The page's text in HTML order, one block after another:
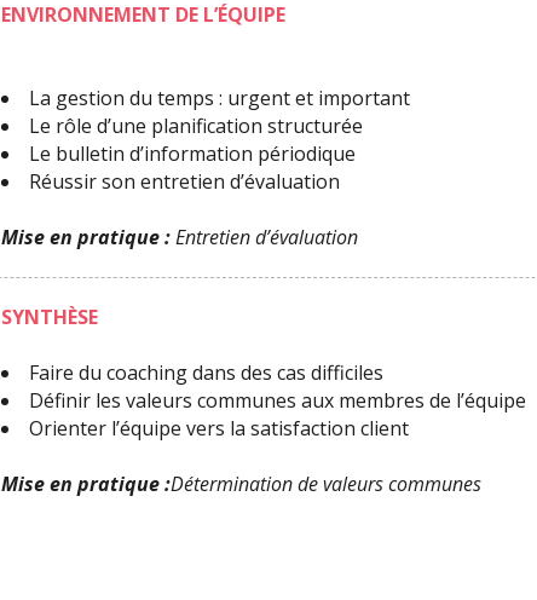
ENVIRONNEMENT DE L’ÉQUIPE
La gestion du temps : urgent et important
Le rôle d’une planification structurée
Le bulletin d’information périodique
Réussir son entretien d’évaluation
Mise en pratique :Entretien d’évaluation
SYNTHÈSE
Faire du coaching dans des cas difficiles
Définir les valeurs communes aux membres de l’équipe
Orienter l’équipe vers la satisfaction client
Mise en pratique :Détermination de valeurs communes